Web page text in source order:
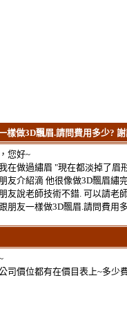
樣做3D飄眉.請問費用多少? 謝
您好~
在做過繡眉 "現在都淡掉了眉
友介紹滴 他很像做3D飄眉繡
友說老師技術不錯. 可以請老
朋友一樣做3D飄眉.請問費用
司價位都有在價目表上~多少